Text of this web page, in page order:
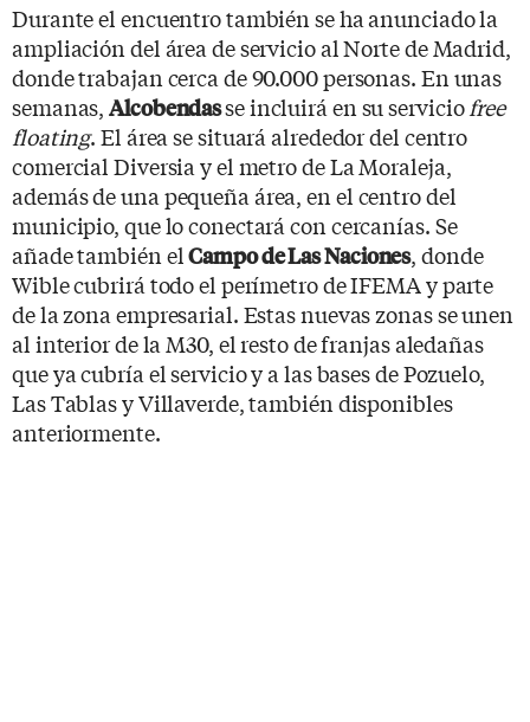
Durante el encuentro también se ha anunciado la
ampliación del área de servicio al Norte de Madrid,
donde trabajan cerca de 90.000 personas. En unas
semanas,Alcobendasse incluirá en su serviciofree
floating. El área se situará alrededor del centro
comercial Diversia y el metro de La Moraleja,
además de una pequeña área, en el centro del
municipio, que lo conectará con cercanías. Se
añade también elCampo de Las Naciones, donde
Wible cubrirá todo el perímetro de IFEMA y parte
de la zona empresarial. Estas nuevas zonas se unen
al interior de la M30, el resto de franjas aledañas
que ya cubría el servicio y a las bases de Pozuelo,
Las Tablas y Villaverde, también disponibles
anteriormente.